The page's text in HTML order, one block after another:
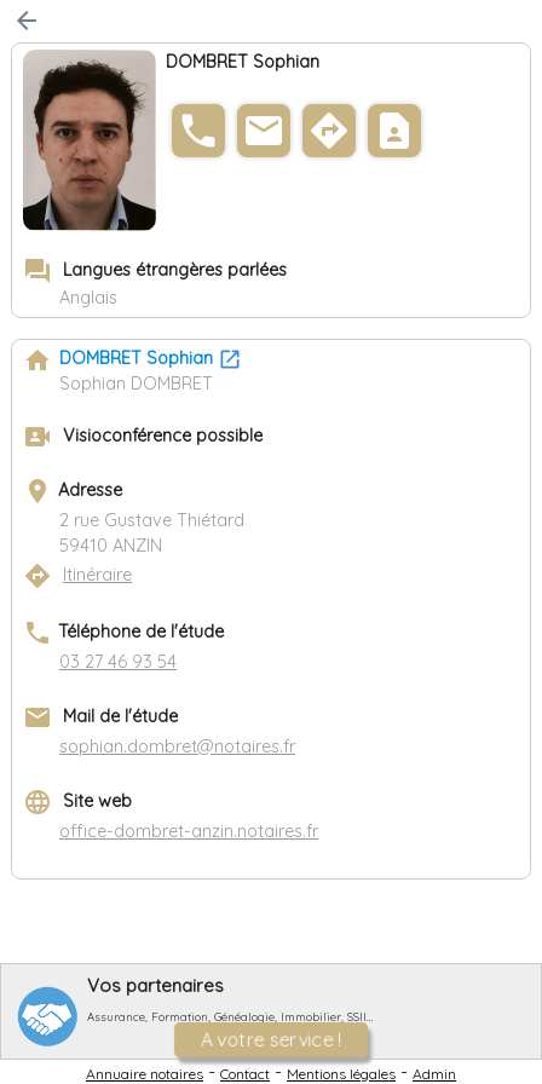
arrow_back
DOMBRET Sophian
phone email directions contact_page
forum
Langues étrangères parlées
Anglais
home DOMBRET Sophian
Sophian DOMBRET
video_camera_front Visioconférence possible
place Adresse
2 rue Gustave Thiétard
59410 ANZIN
directions Itinéraire
phone Téléphone de l'étude
03 27 46 93 54
email
Mail de l'étude
sophian.dombret@notaires.fr
language
Site web
office-dombret-anzin.notaires.fr
Vos partenaires
Assurance, Formation, Généalogie, Immobilier, SSII…
A votre service !
Annuaire notaires-Contact-Mentions légales - Admin